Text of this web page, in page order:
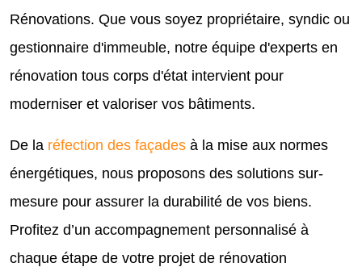
Rénovations. Que vous soyez propriétaire, syndic ou
gestionnaire d'immeuble, notre équipe d'experts en
rénovation tous corps d'état intervient pour
moderniser et valoriser vos bâtiments.
De la réfection des façades à la mise aux normes
énergétiques, nous proposons des solutions sur-
mesure pour assurer la durabilité de vos biens.
Profitez d’un accompagnement personnalisé à
chaque étape de votre projet de rénovation